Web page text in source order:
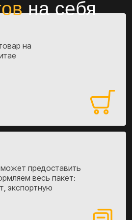
без
схема